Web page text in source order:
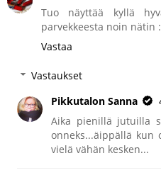
Tuo näyttää kyllä
parvekkeesta noin nätin
Vastaa
Vastaukset
Pikkutalon Sanna
Aika pienillä jutuilla
onneks...äippällä kun
vielä vähän kesken...